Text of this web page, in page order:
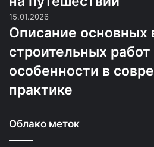
15.01.2026
Описание основных
строительных работ
особенности в
практике
Облако меток